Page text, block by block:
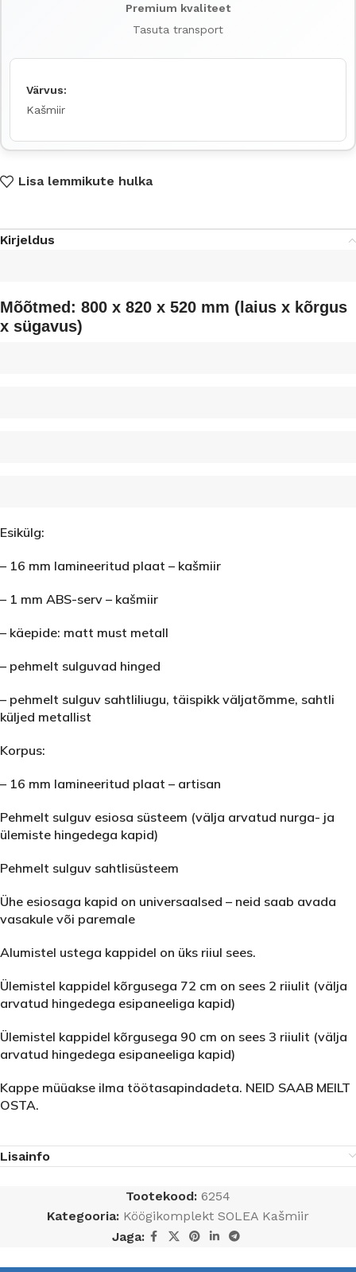
Premium kvaliteet
Tasuta transport
Värvus:
Kašmiir
Lisa lemmikute hulka
Kirjeldus
Mõõtmed: 800 x 820 x 520 mm (laius x kõrgus
x sügavus)
Esikülg:
– 16 mm lamineeritud plaat – kašmiir
– 1 mm ABS-serv – kašmiir
– käepide: matt must metall
– pehmelt sulguvad hinged
– pehmelt sulguv sahtliliugu, täispikk väljatõmme, sahtli
küljed metallist
Korpus:
– 16 mm lamineeritud plaat – artisan
Pehmelt sulguv esiosa süsteem (välja arvatud nurga- ja
ülemiste hingedega kapid)
Pehmelt sulguv sahtlisüsteem
Ühe esiosaga kapid on universaalsed – neid saab avada
vasakule või paremale
Alumistel ustega kappidel on üks riiul sees.
Ülemistel kappidel kõrgusega 72 cm on sees 2 riiulit (välja
arvatud hingedega esipaneeliga kapid)
Ülemistel kappidel kõrgusega 90 cm on sees 3 riiulit (välja
arvatud hingedega esipaneeliga kapid)
Kappe müüakse ilma töötasapindadeta. NEID SAAB MEILT
OSTA.
Lisainfo
Tootekood: 6254
Kategooria: Köögikomplekt SOLEA Kašmiir
Jaga: